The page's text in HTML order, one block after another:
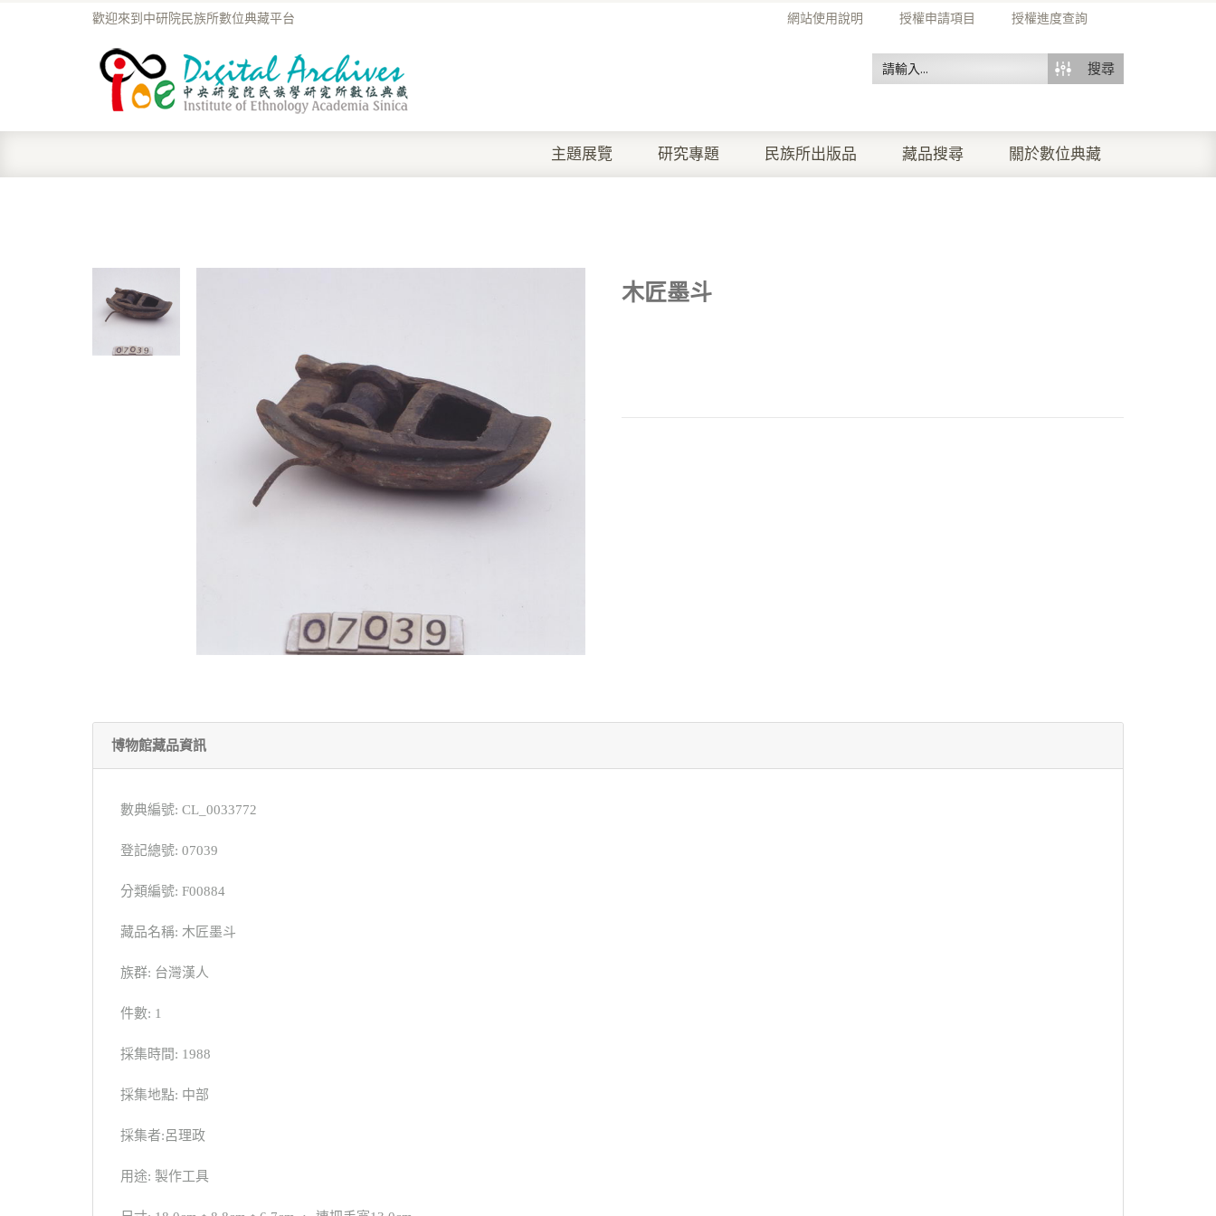
網站使用說明 授權申請項目 授權進度查詢
歡迎來到中研院民族所數位典藏平台
搜尋
主題展覽 研究專題 民族所出版品 藏品搜尋 關於數位典藏
木匠墨斗
博物館藏品資訊
數典編號: CL_0033772
登記總號: 07039
分類編號: F00884
藏品名稱: 木匠墨斗
族群: 台灣漢人
件數: 1
採集時間: 1988
採集地點: 中部
採集者:呂理政
用途: 製作工具